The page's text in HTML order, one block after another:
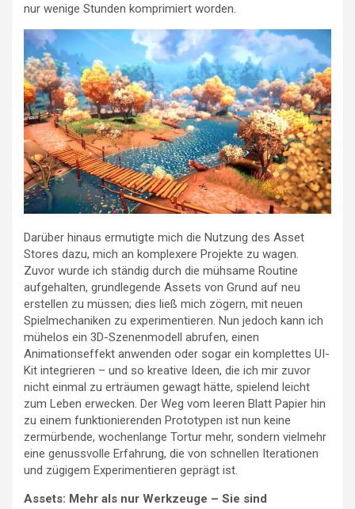
nur wenige Stunden komprimiert worden.
Darüber hinaus ermutigte mich die Nutzung des Asset
Stores dazu, mich an komplexere Projekte zu wagen.
Zuvor wurde ich ständig durch die mühsame Routine
aufgehalten, grundlegende Assets von Grund auf neu
erstellen zu müssen; dies ließ mich zögern, mit neuen
Spielmechaniken zu experimentieren. Nun jedoch kann ich
mühelos ein 3D-Szenenmodell abrufen, einen
Animationseffekt anwenden oder sogar ein komplettes UI-
Kit integrieren – und so kreative Ideen, die ich mir zuvor
nicht einmal zu erträumen gewagt hätte, spielend leicht
zum Leben erwecken. Der Weg vom leeren Blatt Papier hin
zu einem funktionierenden Prototypen ist nun keine
zermürbende, wochenlange Tortur mehr, sondern vielmehr
eine genussvolle Erfahrung, die von schnellen Iterationen
und zügigem Experimentieren geprägt ist.
Assets: Mehr als nur Werkzeuge – Sie sind